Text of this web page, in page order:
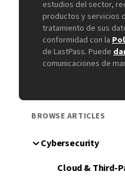
estudios del sector,
productos y servicios
tratamiento de sus
conformidad con la
de LastPass. Puede
comunicaciones de
BROWSE ARTICLES
Cybersecurity
Cloud & Third-